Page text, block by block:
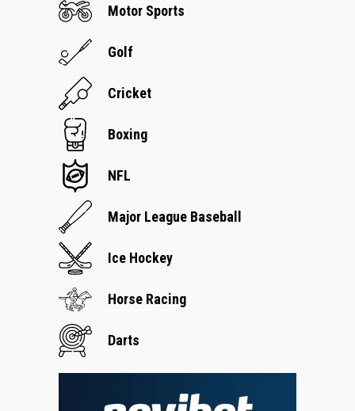
Motor Sports
Golf
Cricket
Boxing
NFL
Major League Baseball
Ice Hockey
Horse Racing
Darts